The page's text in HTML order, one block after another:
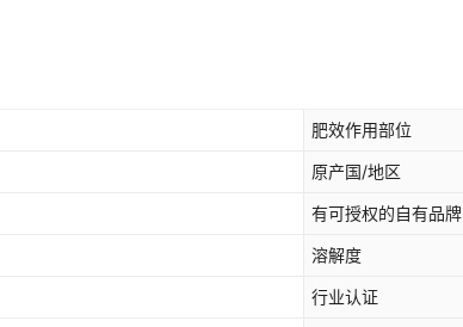
肥效作用部位
原产国/地区
有可授权的自有品牌
溶解度
行业认证